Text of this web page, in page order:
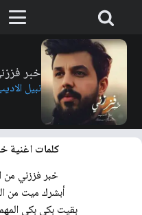
خبر
نبيل
كلمات اغنية
خبر فززني من
أبشرك ميت من
بقيت بكي بكي